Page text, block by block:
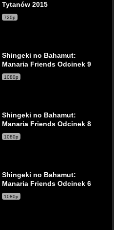
Tytanów 2015
720p
Shingeki no Bahamut:
Manaria Friends Odcinek 9
1080p
Shingeki no Bahamut:
Manaria Friends Odcinek 8
1080p
Shingeki no Bahamut:
Manaria Friends Odcinek 6
1080p